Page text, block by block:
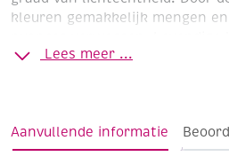
kleuren gemakkelijk mengen
resultaat!• Makkelijke
10 tubes à 10 ml in de kleuren:
permanent citroengeel, 269
Lees meer ...
Aanvullende informatie